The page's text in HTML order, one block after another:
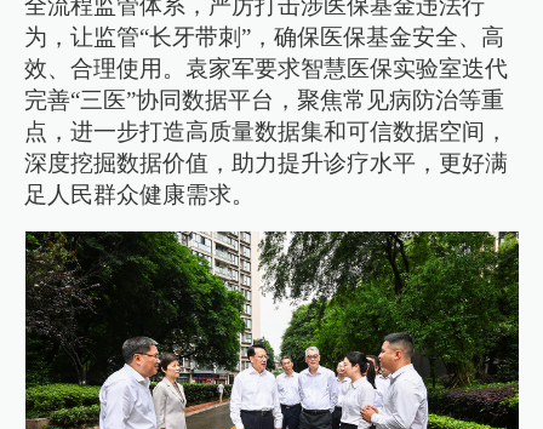
全流程监管体系，严厉打击涉医保基金违法行
为，让监管“长牙带刺”，确保医保基金安全、高
效、合理使用。袁家军要求智慧医保实验室迭代
完善“三医”协同数据平台，聚焦常见病防治等重
点，进一步打造高质量数据集和可信数据空间，
深度挖掘数据价值，助力提升诊疗水平，更好满
足人民群众健康需求。